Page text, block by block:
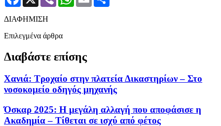
ΔΙΑΦΗΜΙΣΗ
Επιλεγμένα άρθρα
Διαβάστε επίσης
Χανιά: Τροχαίο στην πλατεία Δικαστηρίων – Στο
νοσοκομείο οδηγός μηχανής
Όσκαρ 2025: Η μεγάλη αλλαγή που αποφάσισε η
Ακαδημία – Τίθεται σε ισχύ από φέτος